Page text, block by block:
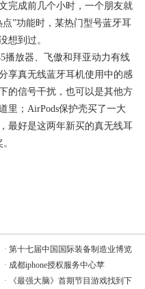
完成前几个小时，一个朋友就
”功能时，某热门型号蓝牙耳
想到过。
播放器、飞傲和拜亚动力有线
享真无线蓝牙耳机使用中的感
的信号干扰，也可以是其他方
里；AirPods保护壳买了一大
最好是这两年新买的真无线耳
· 第十七届中国国际装备制造业博览
· 成都iphone授权服务中心苹
· 《最强大脑》首期节目游戏找到下